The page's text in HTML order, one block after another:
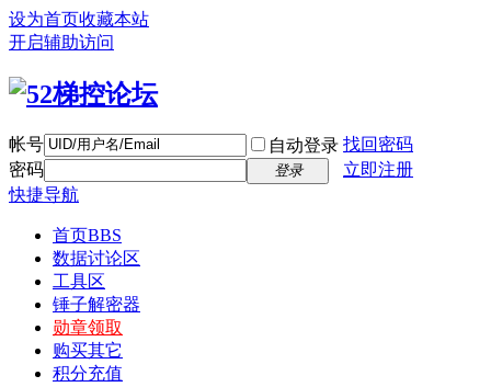
设为首页收藏本站
开启辅助访问
帐号 自动登录 找回密码
密码
登录
立即注册
快捷导航
首页BBS
数据讨论区
工具区
锤子解密器
勋章领取
购买其它
积分充值